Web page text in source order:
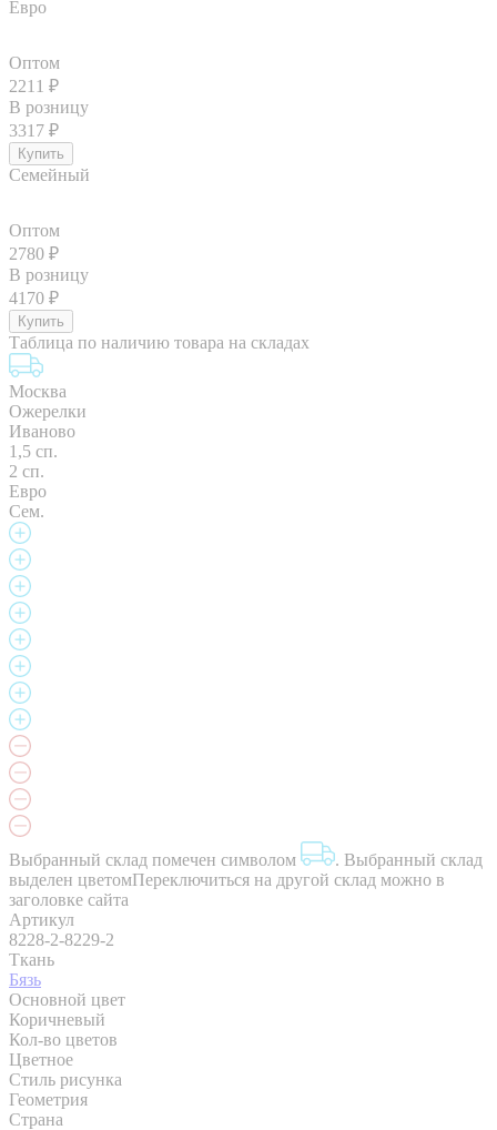
Евро
Оптом
2211 ₽
В розницу
3317 ₽
Семейный
Оптом
2780 ₽
В розницу
4170 ₽
Таблица по наличию товара на складах
Москва
Ожерелки
Иваново
1,5 сп.
2 сп.
Евро
Сем.
Выбранный склад помечен символом . Выбранный склад
выделен цветомПереключиться на другой склад можно в
заголовке сайта
Артикул
8228-2-8229-2
Ткань
Бязь
Основной цвет
Коричневый
Кол-во цветов
Цветное
Стиль рисунка
Геометрия
Страна